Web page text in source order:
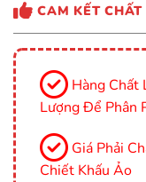
CAM KẾT
Hàng Chất
Lượng Để Phân
Giá Phải
Chiết Khấu Ảo